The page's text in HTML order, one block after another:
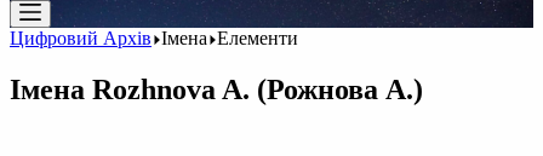
Цифровий Архів Імена Елементи
Імена Rozhnova A. (Рожнова А.)